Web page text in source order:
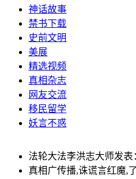
神话故事
禁书下载
史前文明
美展
精选视频
真相杂志
网友交流
移民留学
妖言不惑
法轮大法李洪志大师发表
真相广传播,诛谎言红魔,